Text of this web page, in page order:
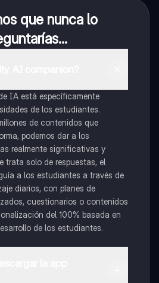
que nunca lo
IA está específicamente
de los estudiantes.
de contenidos que
podemos dar a los
realmente significativas y
trata solo de respuestas, el
a los estudiantes a través de
diarios, con planes de
cuestionarios o contenidos
del 100% basada en
de los estudiantes.